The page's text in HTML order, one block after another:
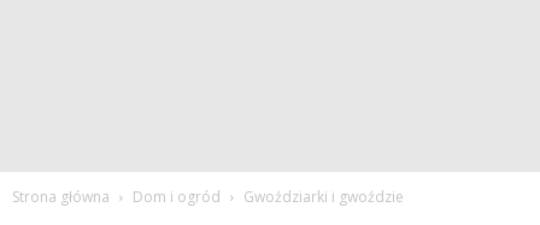
Strona główna Dom i ogród Gwoździarki i gwoździe